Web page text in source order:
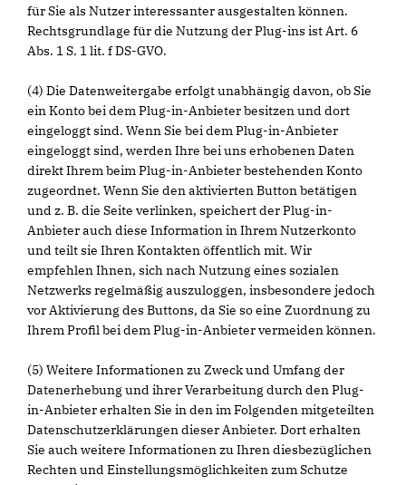
für Sie als Nutzer interessanter ausgestalten können.
Rechtsgrundlage für die Nutzung der Plug-ins ist Art. 6
Abs. 1 S. 1 lit. f DS-GVO.
(4) Die Datenweitergabe erfolgt unabhängig davon, ob Sie
ein Konto bei dem Plug-in-Anbieter besitzen und dort
eingeloggt sind. Wenn Sie bei dem Plug-in-Anbieter
eingeloggt sind, werden Ihre bei uns erhobenen Daten
direkt Ihrem beim Plug-in-Anbieter bestehenden Konto
zugeordnet. Wenn Sie den aktivierten Button betätigen
und z. B. die Seite verlinken, speichert der Plug-in-
Anbieter auch diese Information in Ihrem Nutzerkonto
und teilt sie Ihren Kontakten öffentlich mit. Wir
empfehlen Ihnen, sich nach Nutzung eines sozialen
Netzwerks regelmäßig auszuloggen, insbesondere jedoch
vor Aktivierung des Buttons, da Sie so eine Zuordnung zu
Ihrem Profil bei dem Plug-in-Anbieter vermeiden können.
(5) Weitere Informationen zu Zweck und Umfang der
Datenerhebung und ihrer Verarbeitung durch den Plug-
in-Anbieter erhalten Sie in den im Folgenden mitgeteilten
Datenschutzerklärungen dieser Anbieter. Dort erhalten
Sie auch weitere Informationen zu Ihren diesbezüglichen
Rechten und Einstellungsmöglichkeiten zum Schutze